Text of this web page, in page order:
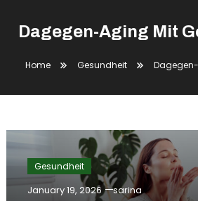
Dagegen-Aging Mit
Home Gesundheit
Gesundheit
January 19, 2026 sarina